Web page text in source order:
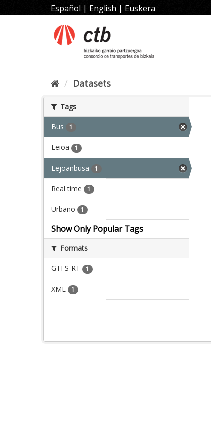
to
Español | English | Euskera
Datasets
Tags
Bus 1
Leioa 1
Lejoanbusa 1
Real time 1
Urbano 1
Show Only Popular Tags
Formats
GTFS-RT 1
XML 1